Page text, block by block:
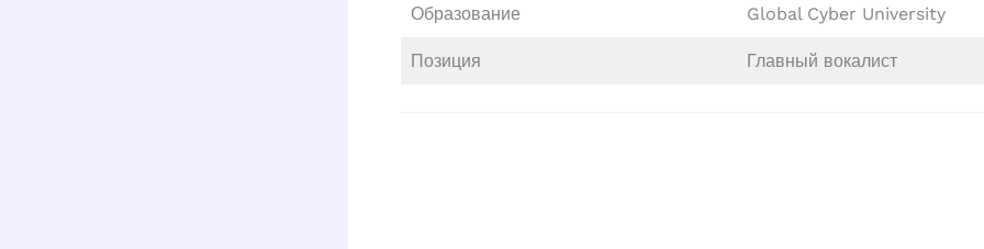
Образование Global Cyber University
Позиция Главный вокалист